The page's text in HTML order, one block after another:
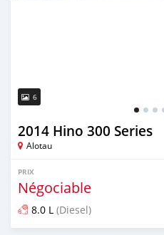
6
2014 Hino 300 Series
Alotau
PRIX
Négociable
8.0 L (Diesel)